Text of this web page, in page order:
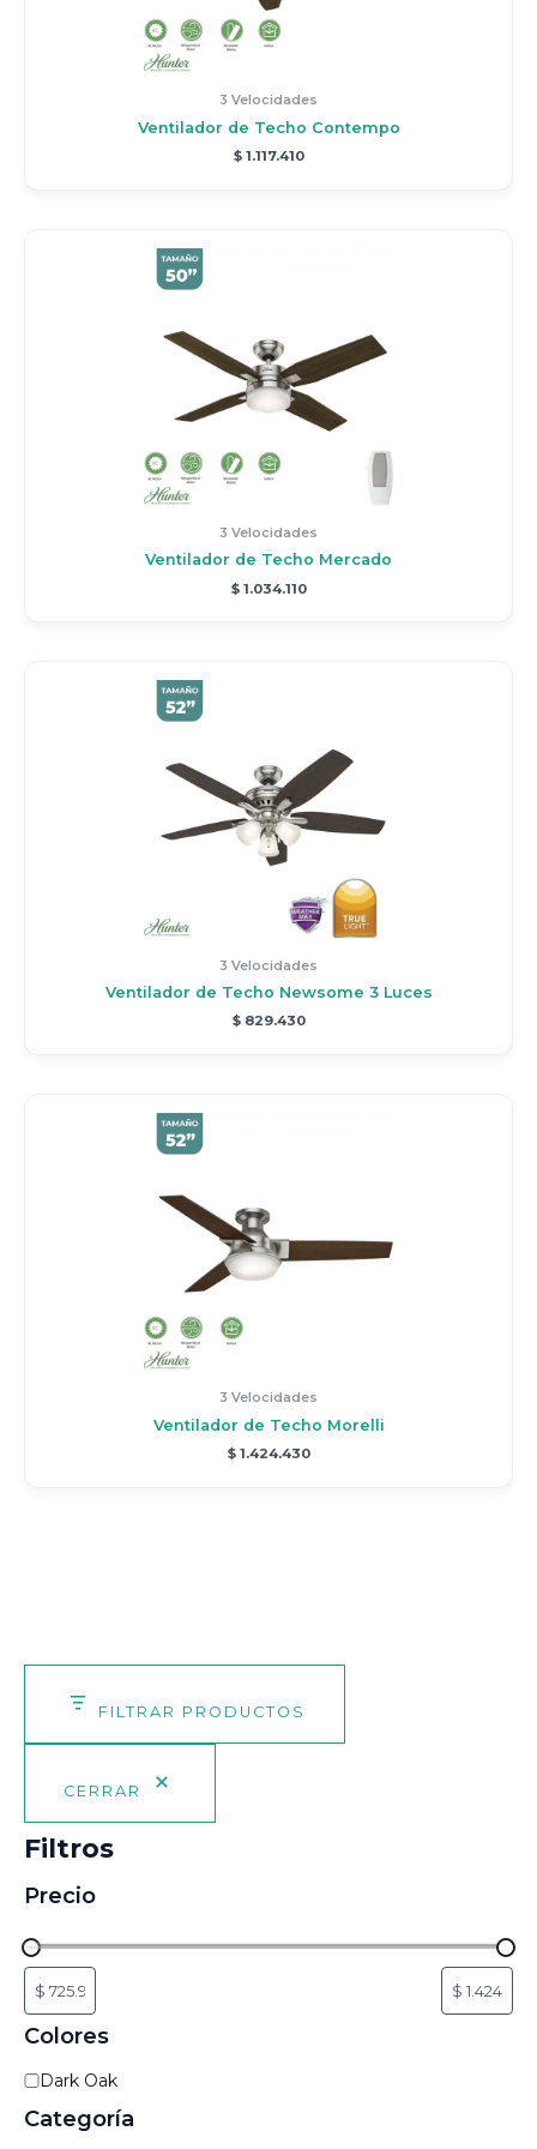
FILTRAR PRODUCTOS
CERRAR
Filtros
Precio
Colores
C
l
Dark Oak
Categoría
3 Velocidades
Ventilador de Techo Contempo
$1.117.410
3 Velocidades
Ventilador de Techo Mercado
$1.034.110
3 Velocidades
Ventilador de Techo Newsome 3 Luces
$829.430
3 Velocidades
Ventilador de Techo Morelli
$1.424.430